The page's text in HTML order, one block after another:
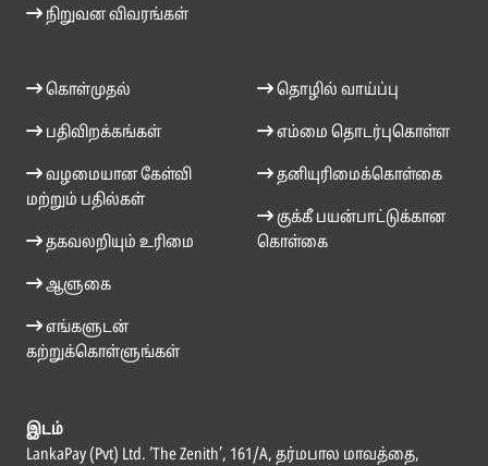
நிறுவன விவரங்கள்
கொள்முதல்
பதிவிறக்கங்கள்
வழமையான கேள்வி
மற்றும் பதில்கள்
தகவலறியும் உரிமை
ஆளுகை
எங்களுடன்
கற்றுக்கொள்ளுங்கள்
தொழில் வாய்ப்பு
எம்மை தொடர்புகொள்ள
தனியுரிமைக்கொள்கை
குக்கீ பயன்பாட்டுக்கான
கொள்கை
இடம்
LankaPay (Pvt) Ltd. ‘The Zenith’, 161/A, தர்மபால மாவத்தை,